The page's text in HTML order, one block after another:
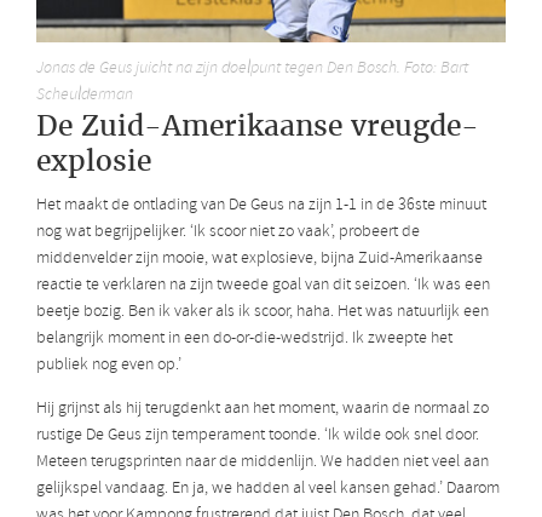
Jonas de Geus juicht na zijn doelpunt tegen Den Bosch. Foto: Bart
Scheulderman
De Zuid-Amerikaanse vreugde-
explosie
Het maakt de ontlading van De Geus na zijn 1-1 in de 36ste minuut
nog wat begrijpelijker. ‘Ik scoor niet zo vaak’, probeert de
middenvelder zijn mooie, wat explosieve, bijna Zuid-Amerikaanse
reactie te verklaren na zijn tweede goal van dit seizoen. ‘Ik was een
beetje bozig. Ben ik vaker als ik scoor, haha. Het was natuurlijk een
belangrijk moment in een do-or-die-wedstrijd. Ik zweepte het
publiek nog even op.’
Hij grijnst als hij terugdenkt aan het moment, waarin de normaal zo
rustige De Geus zijn temperament toonde. ‘Ik wilde ook snel door.
Meteen terugsprinten naar de middenlijn. We hadden niet veel aan
gelijkspel vandaag. En ja, we hadden al veel kansen gehad.’ Daarom